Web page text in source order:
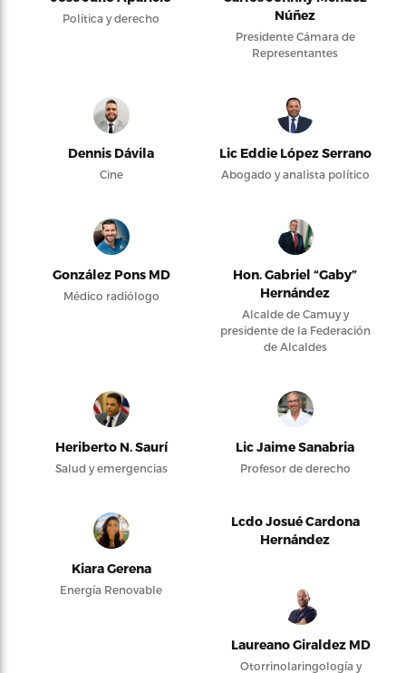
Política y derecho
Núñez
Presidente Cámara de
Representantes
Dennis Dávila
Cine
Lic Eddie López Serrano
Abogado y analista político
González Pons MD
Médico radiólogo
Hon. Gabriel “Gaby”
Hernández
Alcalde de Camuy y
presidente de la Federación
de Alcaldes
Heriberto N. Saurí
Salud y emergencias
Lic Jaime Sanabria
Profesor de derecho
Kiara Gerena
Energía Renovable
Lcdo Josué Cardona
Hernández
Laureano Giraldez MD
Otorrinolaringología y